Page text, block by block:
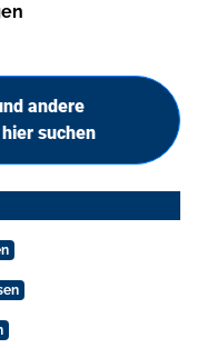
andere
suchen